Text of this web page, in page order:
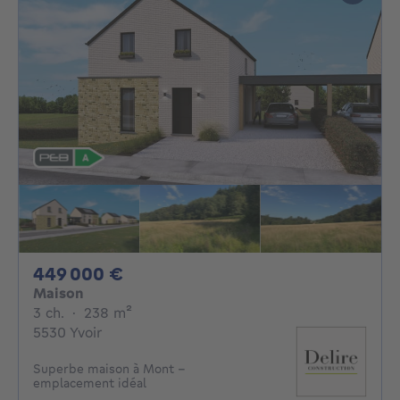
449 000 €
Maison
3 ch. 3 chambres
· 238 m²
5530 Yvoir
Superbe maison à Mont -
emplacement idéal